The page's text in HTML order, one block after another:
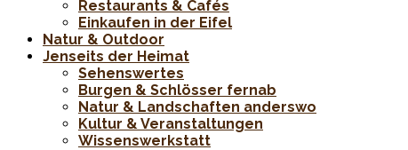
Restaurants & Cafés
Einkaufen in der Eifel
Natur & Outdoor
Jenseits der Heimat
Sehenswertes
Burgen & Schlösser fernab
Natur & Landschaften anderswo
Kultur & Veranstaltungen
Wissenswerkstatt